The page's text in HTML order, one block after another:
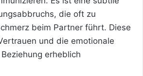
die oft zu
beim Partner führt. Diese
und die emotionale
erheblich